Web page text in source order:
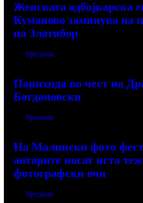
Женската одбојкарска
Куманово заминува на
на Златибор
Уредник
Панихида во чест на
Богдановски
Уредник
На Малински фото
авторите носат иста
фотографски очи
Уредник